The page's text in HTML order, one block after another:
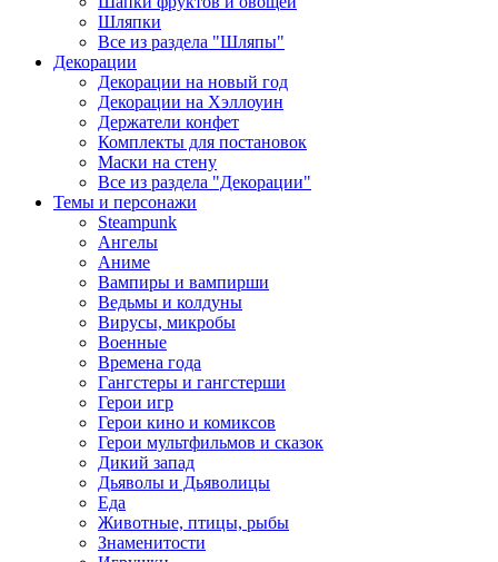
Шляпки
Все из раздела "Шляпы"
Декорации
Декорации на новый год
Декорации на Хэллоуин
Держатели конфет
Комплекты для постановок
Маски на стену
Все из раздела "Декорации"
Темы и персонажи
Steampunk
Ангелы
Аниме
Вампиры и вампирши
Ведьмы и колдуны
Вирусы, микробы
Военные
Времена года
Гангстеры и гангстерши
Герои игр
Герои кино и комиксов
Герои мультфильмов и сказок
Дикий запад
Дьяволы и Дьяволицы
Еда
Животные, птицы, рыбы
Знаменитости